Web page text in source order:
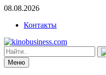
08.08.2026
Контакты
Меню